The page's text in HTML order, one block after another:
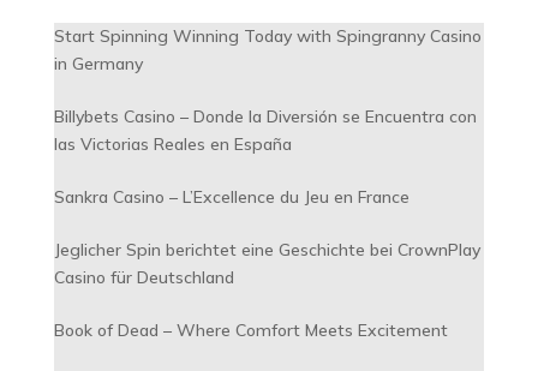
Start Spinning Winning Today with Spingranny Casino
in Germany
Billybets Casino – Donde la Diversión se Encuentra con
las Victorias Reales en España
Sankra Casino – L’Excellence du Jeu en France
Jeglicher Spin berichtet eine Geschichte bei CrownPlay
Casino für Deutschland
Book of Dead – Where Comfort Meets Excitement